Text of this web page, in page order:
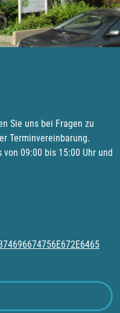
Sie uns bei Fragen zu
Terminvereinbarung.
09:00 bis 15:00 Uhr und